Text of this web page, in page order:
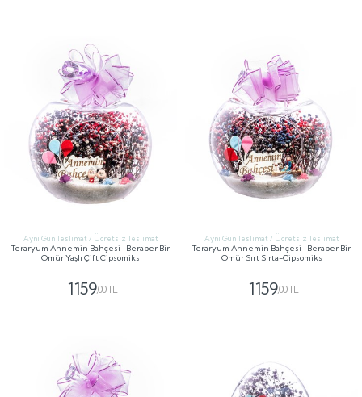
Aynı Gün Teslimat / Ücretsiz Teslimat
Teraryum Annemin Bahçesi- Beraber Bir
Ömür Yaşlı Çift Cipsomiks
1159,00 TL
Aynı Gün Teslimat / Ücretsiz Teslimat
Teraryum Annemin Bahçesi- Beraber Bir
Ömür Sırt Sırta-Cipsomiks
1159,00 TL